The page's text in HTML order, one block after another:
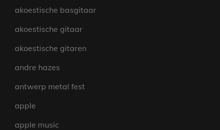
akoestische basgitaar
akoestische gitaar
akoestische gitaren
andre hazes
antwerp metal fest
apple
apple music